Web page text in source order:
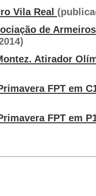
Vila Real
de
Atirador
FPT em
FPT em